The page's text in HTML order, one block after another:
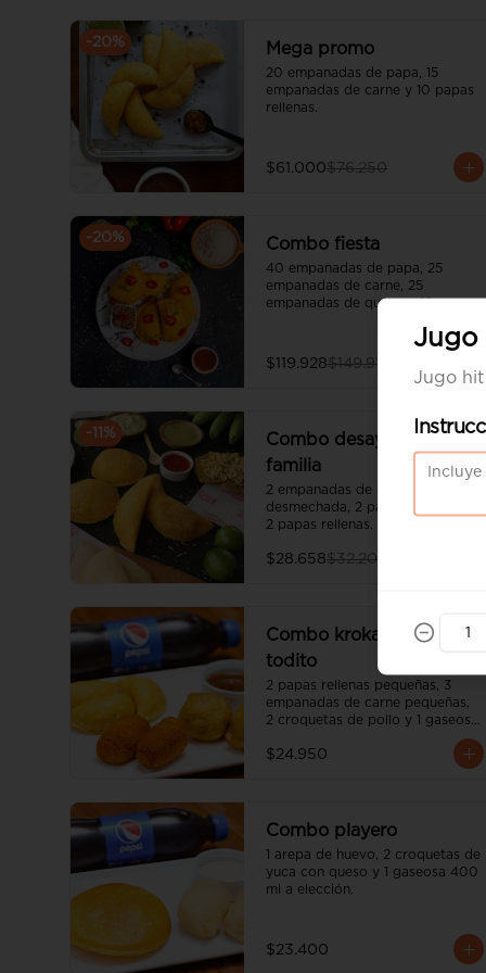
-20% Mega promo
20 empanadas de papa, 15
empanadas de carne y 10 papas
rellenas.
$61.000$76.250
-20% Combo fiesta
40 empanadas de papa, 25
empanadas de carne, 25
empanadas de queso y 10 papas
$119.928$149.910
-11 %
Combo desayuno en
familia
2 empanadas de carne
desmechada, 2 palos de queso y
2 papas rellenas.
$28.658$32.200
Combo krokantes de
todito
2 papas rellenas pequeñas, 3
empanadas de carne pequeñas,
2 croquetas de pollo y 1 gaseosa
$24.950
Combo playero
1 arepa de huevo, 2 croquetas de
yuca con queso y 1 gaseosa 400
ml a elección.
$23.400
Jugo
Jugo